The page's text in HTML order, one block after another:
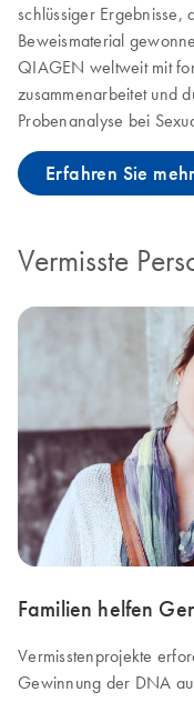
schlüssiger Ergebnisse,
Beweismaterial
QIAGEN weltweit mit
zusammenarbeitet und
Probenanalyse bei
Erfahren Sie mehr
Vermisste
Familien helfen
Vermisstenprojekte
Gewinnung der DNA